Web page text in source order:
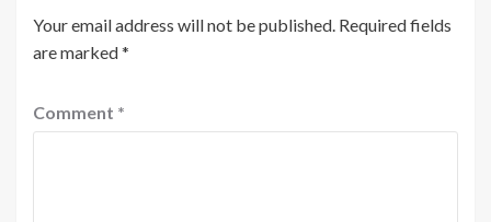
Your email address will not be published. Required fields
are marked*
Comment *